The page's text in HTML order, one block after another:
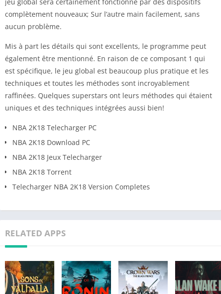
complètement nouveaux; Sur l’autre main facilement, sans
aucun problème.
Mis à part les détails qui sont excellents, le programme peut
également être mentionné. En raison de ce composant 1 qui
est spécifique, le jeu global est beaucoup plus pratique et les
techniques et toutes les méthodes sont incroyablement
raffinées. Quelques superstars ont leurs méthodes qui étaient
uniques et des techniques intégrées aussi bien!
NBA 2K18 Telecharger PC
NBA 2K18 Download PC
NBA 2K18 Jeux Telecharger
NBA 2K18 Torrent
Telecharger NBA 2K18 Version Completes
RELATED APPS